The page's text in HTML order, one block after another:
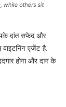
while others sit
दांत सफेद और
एजेंट है.
होगा और दाग के